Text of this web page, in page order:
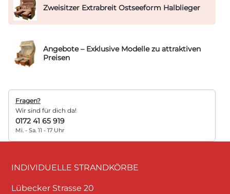
Zweisitzer Extrabreit Ostseeform Halblieger
Angebote – Exklusive Modelle zu attraktiven
Preisen
Fragen?
Wir sind für dich da!
0172 41 65 919
Mi. - Sa. 11 - 17 Uhr
INDIVIDUELLE STRANDKÖRBE
Lübecker Strasse 20